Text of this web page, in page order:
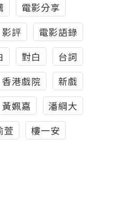
電影分享
影評
電影語錄
對白
台詞
香港戲院
新戲
黃姵嘉
潘綱大
萱 樓一安